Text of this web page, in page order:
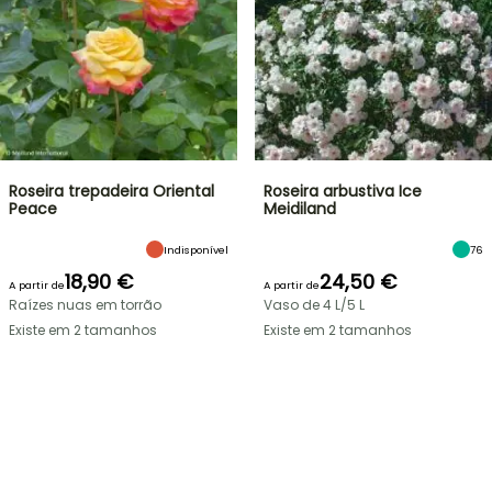
Roseira trepadeira Oriental
Peace
Indisponível
A partir de18,90 €
Raízes nuas em torrão
Existe em 2 tamanhos
Roseira arbustiva Ice
Meidiland
76
A partir de24,50 €
Vaso de 4 L/5 L
Existe em 2 tamanhos